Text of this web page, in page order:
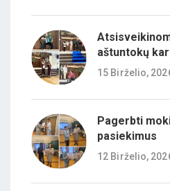
aštuntokų
15 Birželio,
Pagerbti
pasiekimus
12 Birželio,